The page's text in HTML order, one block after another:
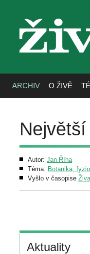
živa
ARCHIV O ŽIVĚ
Autor: Jan Říha
Téma: Botanika,
Vyšlo v časopise
Aktuality